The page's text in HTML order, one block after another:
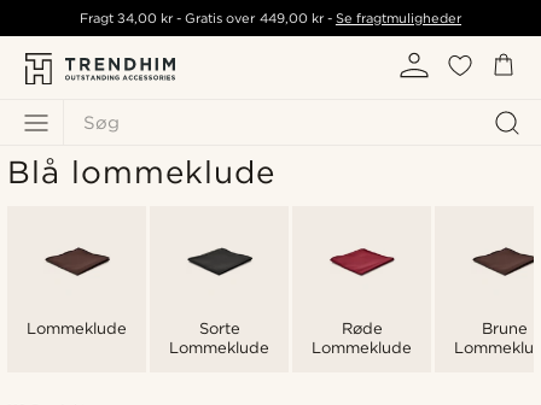
Søg
Fragt34,00 kr - Gratis over 449,00 kr- Se fragtmuligheder
Blå lommeklude
Lommeklude
Sorte
Lommeklude
Røde
Lommeklude
Brune